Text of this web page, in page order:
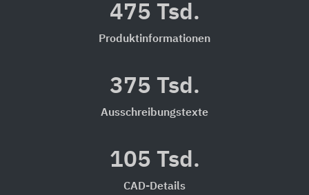
475 Tsd.
Produktinformationen
375 Tsd.
Ausschreibungstexte
105 Tsd.
CAD-Details